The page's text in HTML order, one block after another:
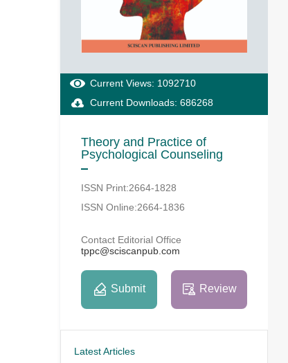
Current Views: 1092710
Current Downloads: 686268
Theory and Practice of
Psychological Counseling
ISSN Print:2664-1828
ISSN Online:2664-1836
Contact Editorial Office
tppc@sciscanpub.com
Submit Review
Latest Articles